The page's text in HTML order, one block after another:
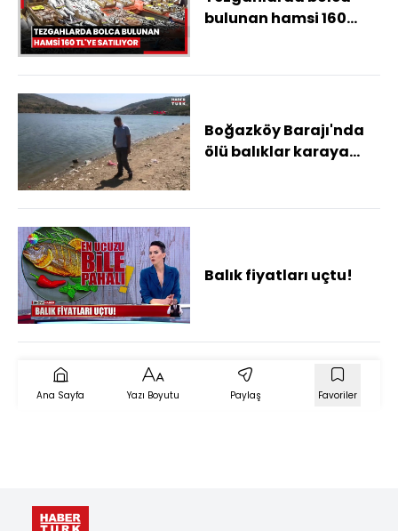
bulunan hamsi 160
TL
Boğazköy Barajı'nda
ölü balıklar karaya
Balık fiyatları uçtu!
Ana Sayfa Yazı Boyutu Paylaş Favoriler